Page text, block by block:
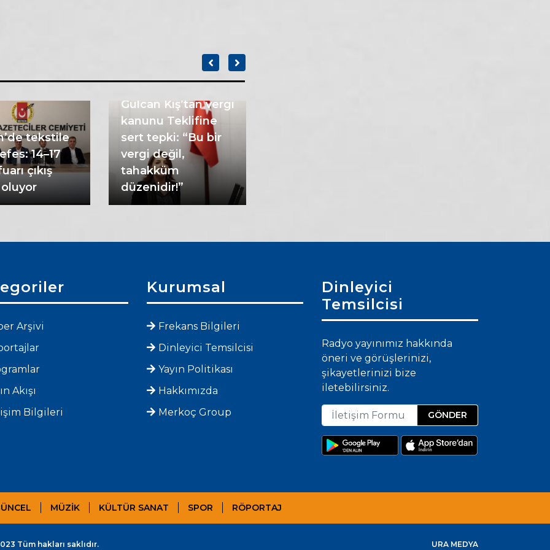
tekstile
14–17
çıkış
oluyor
Gülcan Kış’tan vergi
kanunu Teklifine
sert tepki: “Bu bir
vergi değil,
tahakküm
düzenidir!”
Arşivi
Akışı
Bilgileri
Kurumsal
Frekans Bilgileri
Dinleyici Temsilcisi
Yayın Politikası
Hakkımızda
Merkoç Group
Dinleyici
Temsilcisi
Radyo yayınımız hakkında
öneri ve görüşlerinizi,
şikayetlerinizi bize
iletebilirsiniz.
GÖNDER
MÜZİK KÜLTÜR SANAT SPOR RÖPORTAJ
Tüm hakları saklıdır. URA MEDYA